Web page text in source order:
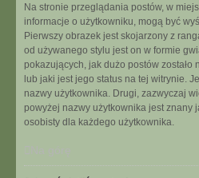
Na stronie przeglądania postów, w
informacje o użytkowniku, mogą być
Pierwszy obrazek jest skojarzony z
od używanego stylu jest on w formie
pokazujących, jak dużo postów
lub jaki jest jego status na tej witrynie.
nazwy użytkownika. Drugi, zazwyczaj
powyżej nazwy użytkownika jest znany
osobisty dla każdego użytkownika.